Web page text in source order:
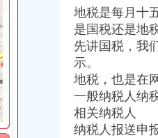
级精文明单位复评
台12条政策措施支持库区产业发展和移
区工商代办局学习考察
局渝中区代办公司
收信用信息录入整改工作
条例咨询活动收到明显成效
法律知识培训
设暨纪检监察工作会议
地税是每月十
是国税还是地
先讲国税，我
示。
地税，也是在
一般纳税人纳
相关纳税人
纳税人报送申